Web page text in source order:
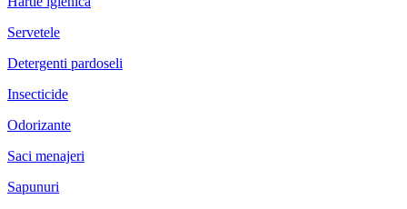
Servetele
Detergenti pardoseli
Insecticide
Odorizante
Saci menajeri
Sapunuri